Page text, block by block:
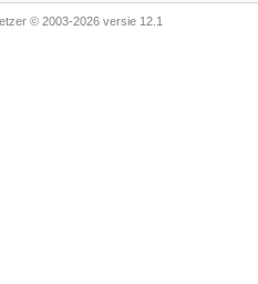
© 2003-2026 versie 12.1